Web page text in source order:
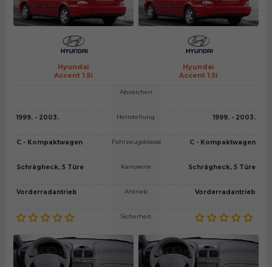
Hyundai
Accent 1.5i
Hyundai
Accent 1.5i
1999. - 2003.
C - Kompaktwagen
Schrägheck, 5 Türe
Vorderradantrieb
Abzeichen
Herrstellung
Fahrzeugsklasse
Karroserie
Antrieb
Sicherheit
1999. - 2003.
C - Kompaktwagen
Schrägheck, 5 Türe
Vorderradantrieb